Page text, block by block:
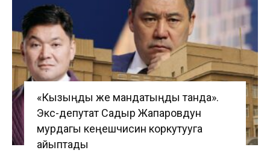
«Кызыңды же мандатыңды танда».
Экс-депутат Садыр Жапаровдун
мурдагы кеңешчисин коркутууга
айыптады